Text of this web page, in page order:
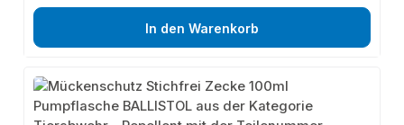
In den Warenkorb